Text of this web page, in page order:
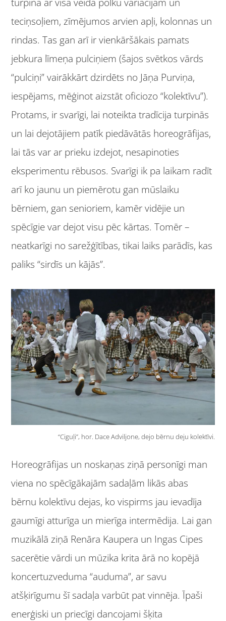
teciņsoļiem, zīmējumos arvien apļi, kolonnas un
rindas. Tas gan arī ir vienkāršākais pamats
jebkura līmeņa pulciņiem (šajos svētkos vārds
“pulciņi” vairākkārt dzirdēts no Jāņa Purviņa,
iespējams, mēģinot aizstāt oficiozo “kolektīvu”).
Protams, ir svarīgi, lai noteikta tradīcija turpinās
un lai dejotājiem patīk piedāvātās horeogrāfijas,
lai tās var ar prieku izdejot, nesapinoties
eksperimentu rēbusos. Svarīgi ik pa laikam radīt
arī ko jaunu un piemērotu gan mūslaiku
bērniem, gan senioriem, kamēr vidējie un
spēcīgie var dejot visu pēc kārtas. Tomēr –
neatkarīgi no sarežģītības, tikai laiks parādīs, kas
paliks “sirdīs un kājās”.
“Ciguļi”, hor. Dace Adviljone, dejo bērnu deju kolektīvi.
Horeogrāfijas un noskaņas ziņā personīgi man
viena no spēcīgākajām sadaļām likās abas
bērnu kolektīvu dejas, ko vispirms jau ievadīja
gaumīgi atturīga un mierīga intermēdija. Lai gan
muzikālā ziņā Renāra Kaupera un Ingas Cipes
sacerētie vārdi un mūzika krita ārā no kopējā
koncertuzveduma “auduma”, ar savu
atšķirīgumu šī sadaļa varbūt pat vinnēja. Īpaši
enerģiski un priecīgi dancojami šķita